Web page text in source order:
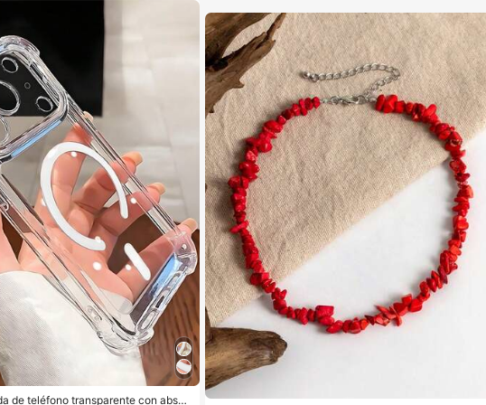
de teléfono transparente con absor